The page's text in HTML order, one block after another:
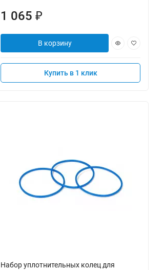
1 065₽
В корзину
Купить в 1 клик
Набор уплотнительных колец для